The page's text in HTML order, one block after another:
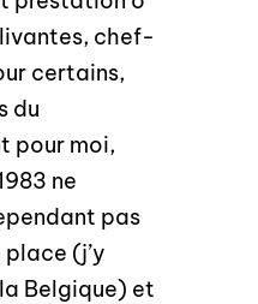
chef-
certains,
du
pour moi,
ne
pas
(j’y
Belgique) et